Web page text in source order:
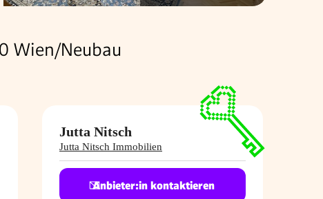
Wien/Neubau
Jutta Nitsch
Jutta Nitsch Immobilien
Anbieter:in kontaktieren